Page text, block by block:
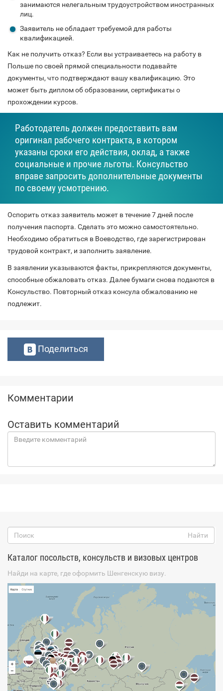
занимаются нелегальным трудоустройством иностранных
лиц.
Заявитель не обладает требуемой для работы
квалификацией.
Как не получить отказ? Если вы устраиваетесь на работу в
Польше по своей прямой специальности подавайте
документы, что подтверждают вашу квалификацию. Это
может быть диплом об образовании, сертификаты о
прохождении курсов.
Работодатель должен предоставить вам
оригинал рабочего контракта, в котором
указаны сроки его действия, оклад, а также
социальные и прочие льготы. Консульство
вправе запросить дополнительные документы
по своему усмотрению.
Оспорить отказ заявитель может в течение 7 дней после
получения паспорта. Сделать это можно самостоятельно.
Необходимо обратиться в Воеводство, где зарегистрирован
трудовой контракт, и заполнить заявление.
В заявлении указываются факты, прикрепляются документы,
способные обжаловать отказ. Далее бумаги снова подаются в
Консульство. Повторный отказ консула обжалованию не
подлежит.
Поделиться
Комментарии
Оставить комментарий
Каталог посольств, консульств и визовых центров
Найди на карте, где оформить Шенгенскую визу.